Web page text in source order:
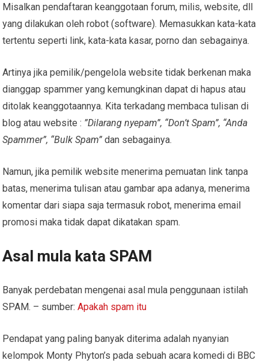
Misalkan pendaftaran keanggotaan forum, milis, website, dll
yang dilakukan oleh robot (software). Memasukkan kata-kata
tertentu seperti link, kata-kata kasar, porno dan sebagainya.
Artinya jika pemilik/pengelola website tidak berkenan maka
dianggap spammer yang kemungkinan dapat di hapus atau
ditolak keanggotaannya. Kita terkadang membaca tulisan di
blog atau website : ”Dilarang nyepam”, “Don’t Spam”, “Anda
Spammer”, “Bulk Spam” dan sebagainya.
Namun, jika pemilik website menerima pemuatan link tanpa
batas, menerima tulisan atau gambar apa adanya, menerima
komentar dari siapa saja termasuk robot, menerima email
promosi maka tidak dapat dikatakan spam.
Asal mula kata SPAM
Banyak perdebatan mengenai asal mula penggunaan istilah
SPAM. – sumber:Apakah spam itu
Pendapat yang paling banyak diterima adalah nyanyian
kelompok Monty Phyton’s pada sebuah acara komedi di BBC